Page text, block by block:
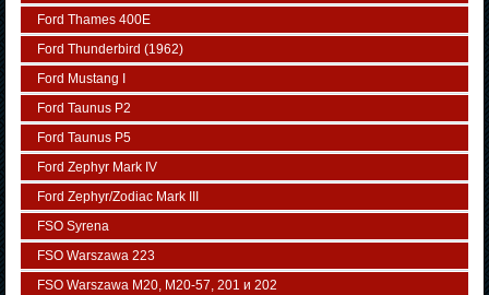
Ford Thames 400E
Ford Thunderbird (1962)
Ford Mustang I
Ford Taunus P2
Ford Taunus P5
Ford Zephyr Mark IV
Ford Zephyr/Zodiac Mark III
FSO Syrena
FSO Warszawa 223
FSO Warszawa М20, M20-57, 201 и 202